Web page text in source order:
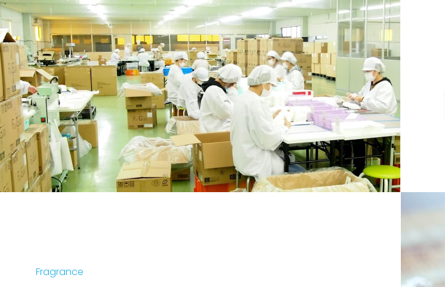
Fragrance